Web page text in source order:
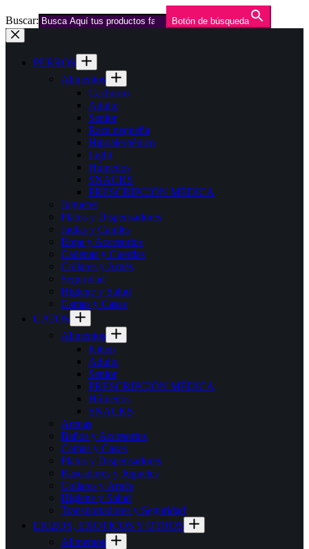
Buscar: Botón de búsqueda
Saltar
al
contenidoPERROS
Alimentos
Cachorro
Adulto
Senior
Raza pequeña
Hipoalergénico
Light
Húmedos
SNACKS
PRESCRIPCIÓN MÉDICA
Juguetes
Platos y Dispensadores
Jaulas y Caniles
Ropa y Accesorios
Cadenas y Cuerdas
Collares y Arnés
Seguridad
Higiene y Salud
Camas y Casas
GATOS
Alimentos
Kitten
Adulto
Senior
PRESCRIPCIÓN MÉDICA
Húmedos
SNACKS
Arenas
Baños y Accesorios
Camas y Casas
Platos y Dispensadores
Rascadores y Juguetes
Collares y Arnés
Higiene y Salud
Transportadores y Seguridad
ERIZOS, EXOTICOS Y OTROS
Alimentos